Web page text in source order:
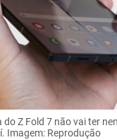
do Z Fold 7 não vai ter
Imagem: Reprodução